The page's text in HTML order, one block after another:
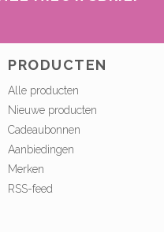
PRODUCTEN
Alle producten
Nieuwe producten
Cadeaubonnen
Aanbiedingen
Merken
RSS-feed